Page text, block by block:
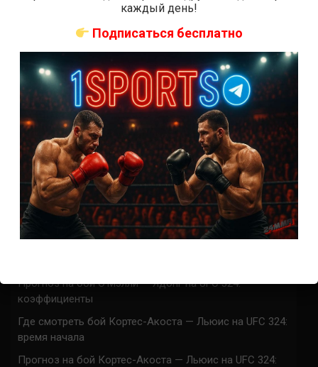
СВЕЖИЕ ЗАПИСИ
ACA 200 прямая трансляция
Марафон боев UFC 325 прямая трансляция
UFC 324 прямая трансляция
Марафон боев UFC 324 прямая трансляция
Где смотреть бой Гэтжи — Пимблетт на UFC 324:
время начала
Где смотреть бой О’Мэлли — Ядонг на UFC 324: время
начала
Прогноз на бой О’Мэлли — Ядонг на UFC 324:
коэффициенты
Где смотреть бой Кортес-Акоста — Льюис на UFC 324:
время начала
Прогноз на бой Кортес-Акоста — Льюис на UFC 324:
каждый день!
Подписаться бесплатно